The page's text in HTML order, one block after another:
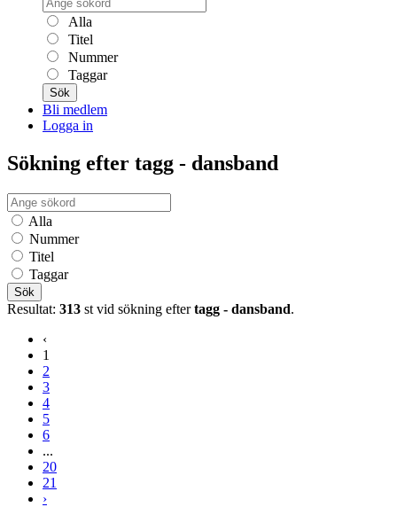
Alla
Titel
Nummer
Taggar
Sök
Bli medlem
Logga in
Sökning efter tagg - dansband
Alla
Nummer
Titel
Taggar
Sök
Resultat: 313 st vid sökning eftertagg - dansband.
‹
1
2
3
4
5
6
...
20
21
›